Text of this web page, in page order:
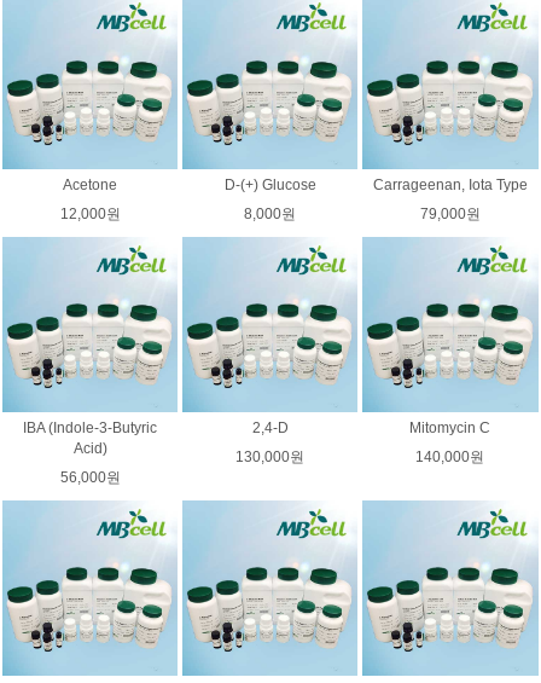
Acetone
12,000원
D-(+) Glucose
8,000원
Carrageenan, Iota Type
79,000원
IBA (Indole-3-Butyric
Acid)
56,000원
2,4-D
130,000원
Mitomycin C
140,000원